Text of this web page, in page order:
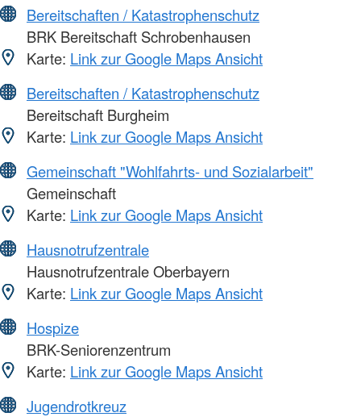
Bereitschaften / Katastrophenschutz
BRK Bereitschaft Schrobenhausen
Karte: Link zur Google Maps Ansicht
Bereitschaften / Katastrophenschutz
Bereitschaft Burgheim
Karte: Link zur Google Maps Ansicht
Gemeinschaft "Wohlfahrts- und Sozialarbeit"
Gemeinschaft
Karte: Link zur Google Maps Ansicht
Hausnotrufzentrale
Hausnotrufzentrale Oberbayern
Karte: Link zur Google Maps Ansicht
Hospize
BRK-Seniorenzentrum
Karte: Link zur Google Maps Ansicht
Jugendrotkreuz